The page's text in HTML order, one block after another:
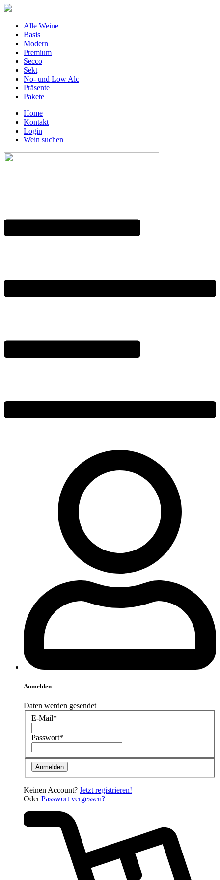
Alle Weine
Basis
Modern
Premium
Secco
Sekt
No- und Low Alc
Präsente
Pakete
Home
Kontakt
Login
Wein suchen
Anmelden
Daten werden gesendet
E-Mail*
Passwort*
Keinen Account? Jetzt registrieren!
OderPasswort vergessen?